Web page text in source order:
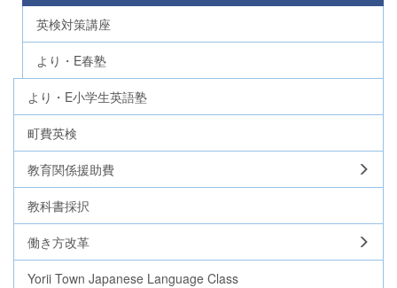
英検対策講座
より・E春塾
より・E小学生英語塾
町費英検
教育関係援助費
教科書採択
働き方改革
Yorii Town Japanese Language Class